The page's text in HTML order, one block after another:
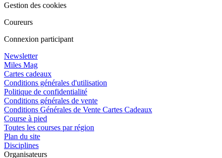
Gestion des cookies
Coureurs
Connexion participant
Newsletter
Miles Mag
Cartes cadeaux
Conditions générales d'utilisation
Politique de confidentialité
Conditions générales de vente
Conditions Générales de Vente Cartes Cadeaux
Course à pied
Toutes les courses par région
Plan du site
Disciplines
Organisateurs